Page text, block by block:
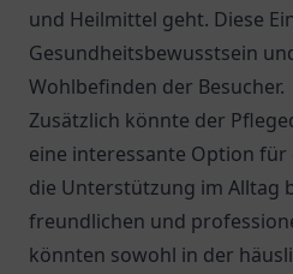
und Heilmittel geht. Diese
Gesundheitsbewusstsein
Wohlbefinden der Besucher.
Zusätzlich könnte der
eine interessante Option
die Unterstützung im Alltag
freundlichen und
könnten sowohl in der